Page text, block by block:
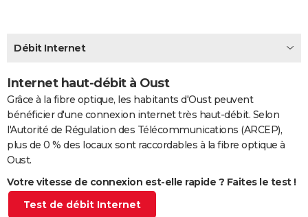
GUIDES D'ACHAT
CARTE DE VOEUX
Carte de Noël
Carte Bonne année
Carte Saint-Valentin
Carte Pâques
Carte d'anniversaire
DICTIONNAIRE
Biographies
Expressions
PROGRAMME TV
COPAINS D'AVANT
S'inscrire
Se connecter
Lycées
Collèges
Primaires
Universités
Entreprises
Service militaire
Avis de recherche
AVIS DE DÉCÈS
Débit Internet
Internet haut-débit à Oust
Grâce à la fibre optique, les habitants d'Oust peuvent
bénéficier d'une connexion internet très haut-débit. Selon
l'Autorité de Régulation des Télécommunications (ARCEP),
plus de 0 % des locaux sont raccordables à la fibre optique à
Oust.
Votre vitesse de connexion est-elle rapide ? Faites le test !
Test de débit Internet